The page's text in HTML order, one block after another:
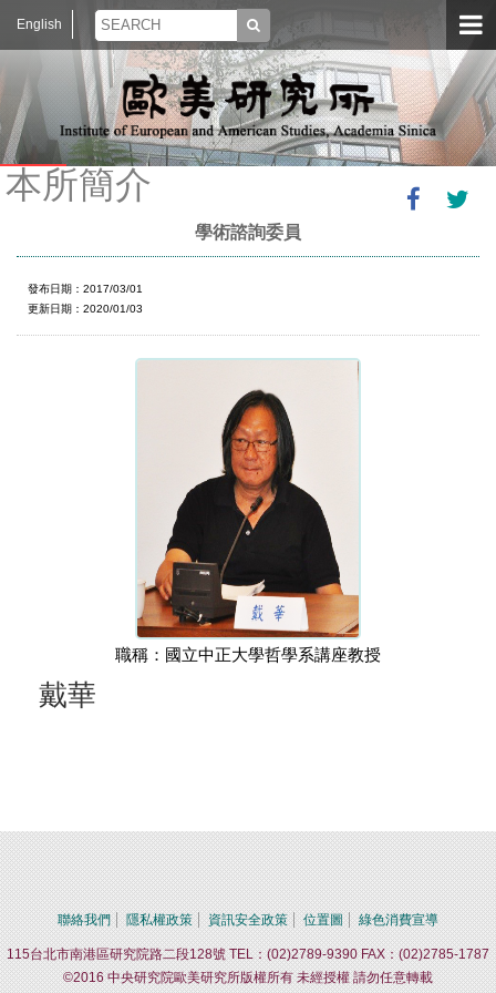
English
本所簡介
學術諮詢委員
發布日期：2017/03/01
更新日期：2020/01/03
職稱：國立中正大學哲學系講座教授
戴華
聯絡我們 隱私權政策 資訊安全政策 位置圖 綠色消費宣導
115台北市南港區研究院路二段128號 TEL：(02)2789-9390 FAX：(02)2785-1787
©2016 中央研究院歐美研究所版權所有 未經授權 請勿任意轉載